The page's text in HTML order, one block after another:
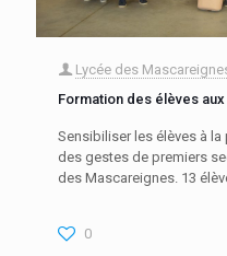
Lycée des
Formation des élèves
Sensibiliser les élèves à
des gestes de premiers
des Mascareignes. 13
0